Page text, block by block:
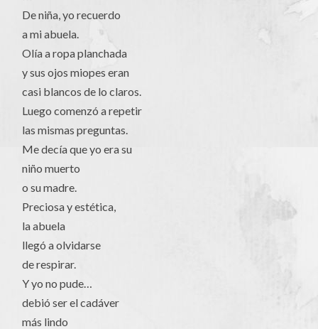
De niña, yo recuerdo
a mi abuela.
Olía a ropa planchada
y sus ojos miopes eran
casi blancos de lo claros.
Luego comenzó a repetir
las mismas preguntas.
Me decía que yo era su
niño muerto
o su madre.
Preciosa y estética,
la abuela
llegó a olvidarse
de respirar.
Y yo no pude…
debió ser el cadáver
más lindo